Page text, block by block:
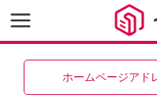
ホームページアド